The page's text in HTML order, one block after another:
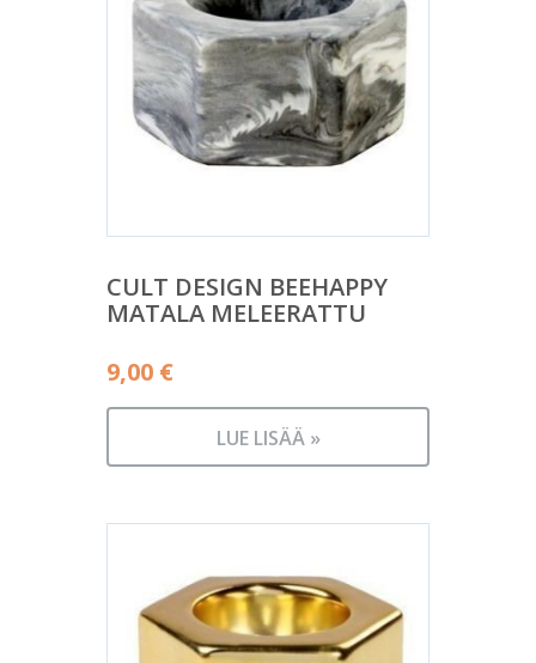
CULT DESIGN BEEHAPPY
MATALA MELEERATTU
9,00 €
LUE LISÄÄ »